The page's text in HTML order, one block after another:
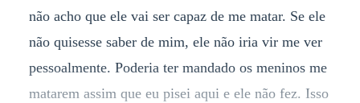
não acho que ele vai ser capaz de me matar. Se ele
não quisesse saber de mim, ele não iria vir me ver
pessoalmente. Poderia ter mandado os meninos me
matarem assim que eu pisei aqui e ele não fez. Isso